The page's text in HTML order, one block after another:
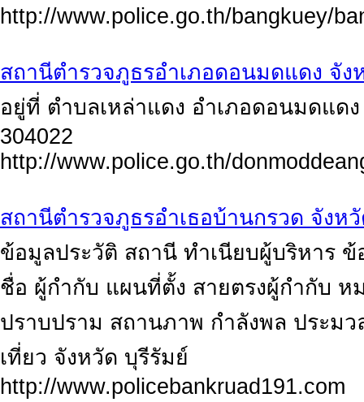
http://www.police.go.th/bangkuey/
สถานีตำรวจภูธรอำเภอดอนมดแดง จัง
อยู่ที่ ตำบลเหล่าแดง อำเภอดอนมดแด
304022
http://www.police.go.th/
สถานีตำรวจภูธรอำเธอบ้านกรวด จังห
ข้อมูลประวัติ สถานี ทำเนียบผู้บริหาร
ชื่อ ผู้กำกับ แผนที่ตั้ง สายตรงผู้กำกับ
ปราบปราม สถานภาพ กำลังพล ประม
เที่ยว จังหวัด บุรีรัมย์
http://www.policebankruad191.com